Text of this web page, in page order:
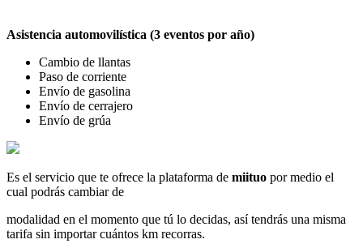
Asistencia automovilística (3 eventos por año)
Cambio de llantas
Paso de corriente
Envío de gasolina
Envío de cerrajero
Envío de grúa
Es el servicio que te ofrece la plataforma de miituo por medio el
cual podrás cambiar de
modalidad en el momento que tú lo decidas, así tendrás una misma
tarifa sin importar cuántos km recorras.